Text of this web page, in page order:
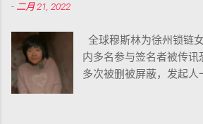
- 二月 21, 2022
全球穆斯林为徐州锁链
内多名参与签名者被传
多次被删被屏蔽，发起人
的真主之名 荣耀归于真